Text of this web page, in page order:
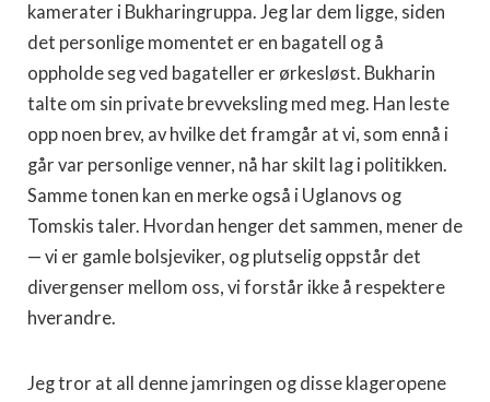
kamerater i Bukharingruppa. Jeg lar dem ligge, siden
det personlige momentet er en bagatell og å
oppholde seg ved baga­teller er ørkesløst. Bukharin
talte om sin private brevveksling med meg. Han leste
opp noen brev, av hvilke det framgår at vi, som ennå i
går var personlige venner, nå har skilt lag i politikken.
Samme tonen kan en merke også i Uglanovs og
Tomskis taler. Hvordan henger det sammen, mener de
— vi er gamle bolsjeviker, og plutselig oppstår det
divergenser mellom oss, vi forstår ikke å respektere
hver­andre.
Jeg tror at all denne jamringen og disse klageropene